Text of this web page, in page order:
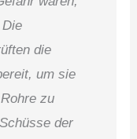
die
um sie
zu
der